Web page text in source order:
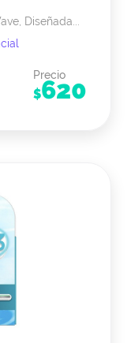
Diseñada...
Precio
$620